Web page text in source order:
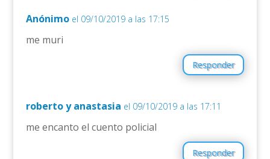
Anónimo el 09/10/2019 a las 17:15
me muri
Responder
roberto y anastasia el 09/10/2019 a las 17:11
me encanto el cuento policial
Responder